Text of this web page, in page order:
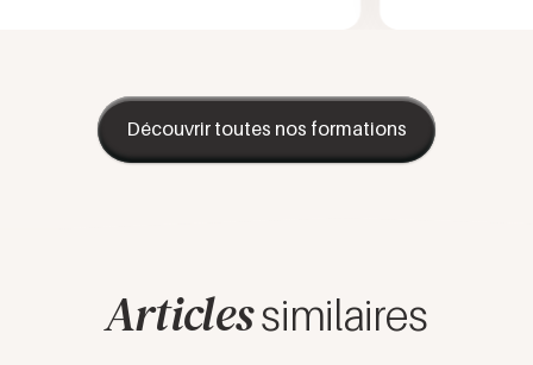
Découvrir toutes nos formations
Articlessimilaires